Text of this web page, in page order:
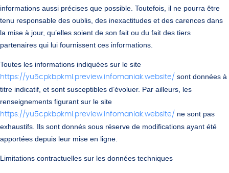
informations aussi précises que possible. Toutefois, il ne pourra être
tenu responsable des oublis, des inexactitudes et des carences dans
la mise à jour, qu’elles soient de son fait ou du fait des tiers
partenaires qui lui fournissent ces informations.
Toutes les informations indiquées sur le site
https://yu5cpkbpkml.preview.infomaniak.website/ sont données à
titre indicatif, et sont susceptibles d’évoluer. Par ailleurs, les
renseignements figurant sur le site
https://yu5cpkbpkml.preview.infomaniak.website/ ne sont pas
exhaustifs. Ils sont donnés sous réserve de modifications ayant été
apportées depuis leur mise en ligne.
Limitations contractuelles sur les données techniques